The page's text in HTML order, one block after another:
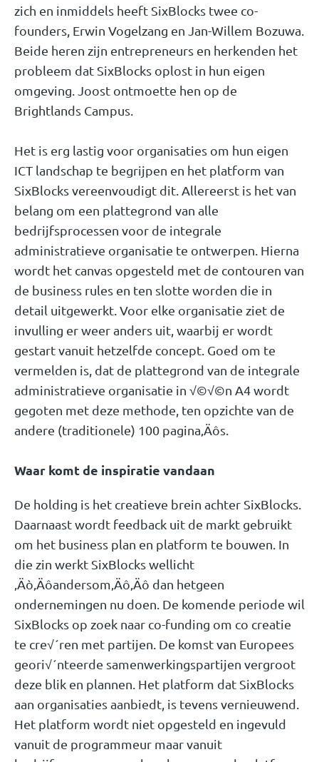
zich en inmiddels heeft SixBlocks twee co-
founders, Erwin Vogelzang en Jan-Willem Bozuwa.
Beide heren zijn entrepreneurs en herkenden het
probleem dat SixBlocks oplost in hun eigen
omgeving. Joost ontmoette hen op de
Brightlands Campus.
Het is erg lastig voor organisaties om hun eigen
ICT landschap te begrijpen en het platform van
SixBlocks vereenvoudigt dit. Allereerst is het van
belang om een plattegrond van alle
bedrijfsprocessen voor de integrale
administratieve organisatie te ontwerpen. Hierna
wordt het canvas opgesteld met de contouren van
de business rules en ten slotte worden die in
detail uitgewerkt. Voor elke organisatie ziet de
invulling er weer anders uit, waarbij er wordt
gestart vanuit hetzelfde concept. Goed om te
vermelden is, dat de plattegrond van de integrale
administratieve organisatie in √©√©n A4 wordt
gegoten met deze methode, ten opzichte van de
andere (traditionele) 100 pagina‚Äôs.
Waar komt de inspiratie vandaan
De holding is het creatieve brein achter SixBlocks.
Daarnaast wordt feedback uit de markt gebruikt
om het business plan en platform te bouwen. In
die zin werkt SixBlocks wellicht
‚Äò‚Äôandersom‚Äô‚Äô dan hetgeen
ondernemingen nu doen. De komende periode wil
SixBlocks op zoek naar co-funding om co creatie
te cre√´ren met partijen. De komst van Europees
geori√´nteerde samenwerkingspartijen vergroot
deze blik en plannen. Het platform dat SixBlocks
aan organisaties aanbiedt, is tevens vernieuwend.
Het platform wordt niet opgesteld en ingevuld
vanuit de programmeur maar vanuit